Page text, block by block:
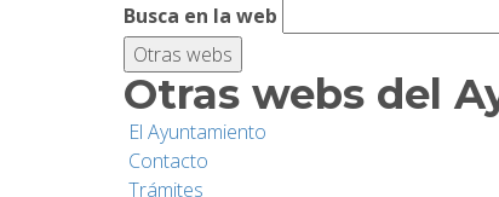
Busca en la web
Otras webs
Otras webs del
El Ayuntamiento
Contacto
Trámites